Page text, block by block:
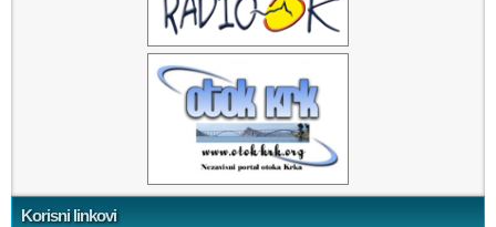
Korisni linkovi